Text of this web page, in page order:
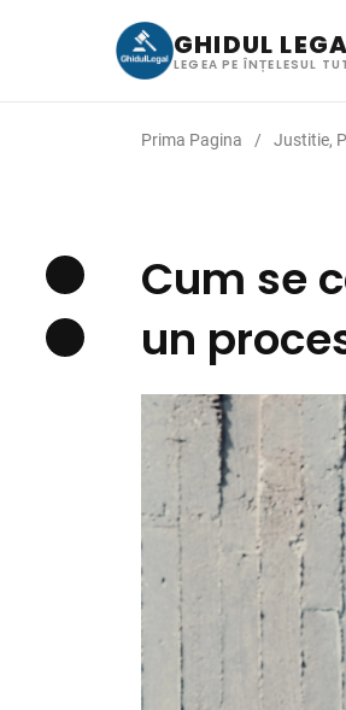
GHIDUL
LEGEA PE ÎNȚELESUL
Prima Pagina Justitie,
Cum se
un